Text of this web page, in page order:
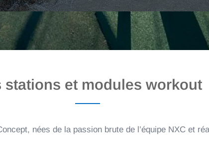
stations et modules workout
nées de la passion brute de l’équipe NXC et